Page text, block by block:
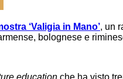
‘Valigia in Mano’, un
bolognese e